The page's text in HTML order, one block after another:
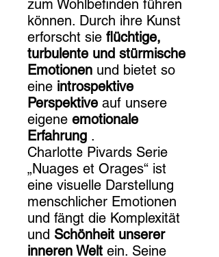
zum Wohlbefinden führen
können. Durch ihre Kunst
erforscht sie flüchtige,
turbulente und stürmische
Emotionen und bietet so
eine introspektive
Perspektive auf unsere
eigene emotionale
Erfahrung .
Charlotte Pivards Serie
„Nuages et Orages“ ist
eine visuelle Darstellung
menschlicher Emotionen
und fängt die Komplexität
und Schönheit unserer
inneren Welt ein. Seine